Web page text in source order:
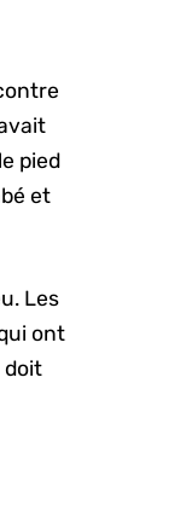
pied
et
Les
ont
doit